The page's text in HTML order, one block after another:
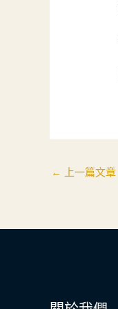
← 上一篇文章